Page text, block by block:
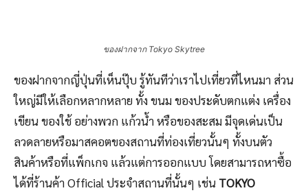
ของฝากจาก Tokyo Skytree
ของฝากจากญี่ปุ่นที่เห็นปุ๊บ รู้ทันทีว่าเราไปเที่ยวที่ไหนมา ส่วน
ใหญ่มีให้เลือกหลากหลาย ทั้ง ขนม ของประดับตกแต่ง เครื่อง
เขียน ของใช้ อย่างพวก แก้วน้ำ หรือของสะสม มีจุดเด่นเป็น
ลวดลายหรือมาสคอตของสถานที่ท่องเที่ยวนั้นๆ ทั้งบนตัว
สินค้าหรือที่แพ็กเกจ แล้วแต่การออกแบบ โดยสามารถหาซื้อ
ได้ที่ร้านค้า Official ประจำสถานที่นั้นๆ เช่น TOKYO